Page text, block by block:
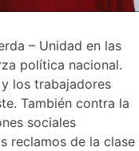
– Unidad en las
política nacional.
los trabajadores
También contra la
sociales
reclamos de la clase